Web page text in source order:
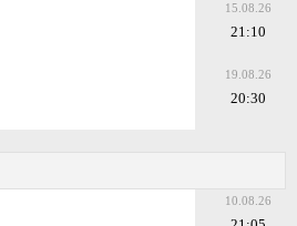
15.08.26
21:10
19.08.26
20:30
10.08.26